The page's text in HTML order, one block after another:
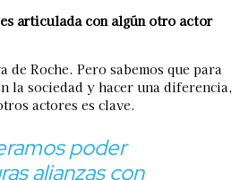
articulada con algún otro actor
Roche. Pero sabemos que para
la sociedad y hacer una diferencia,
actores es clave.
poder
alianzas con